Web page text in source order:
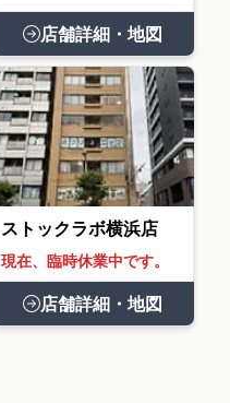
店舗詳細・地図
ストックラボ横浜店
現在、臨時休業中です。
店舗詳細・地図